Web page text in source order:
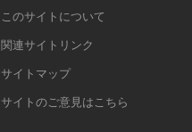
このサイトについて
関連サイトリンク
サイトマップ
サイトのご意見はこちら